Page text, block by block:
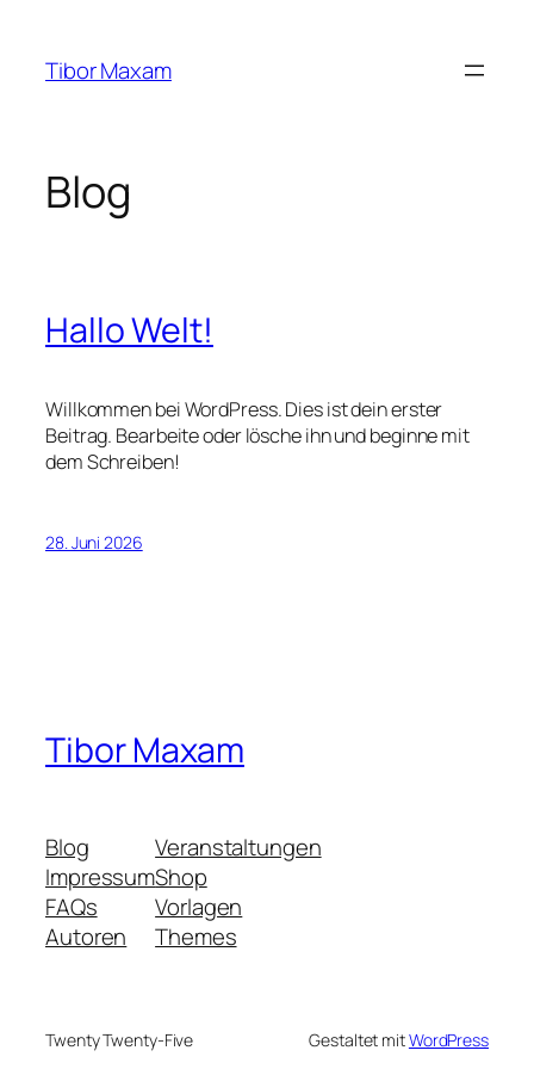
springen
Tibor Maxam
Blog
Hallo Welt!
Willkommen bei WordPress. Dies ist dein erster
Beitrag. Bearbeite oder lösche ihn und beginne mit
dem Schreiben!
28. Juni 2026
Tibor Maxam
Blog
Impressum
FAQs
Autoren
Veranstaltungen
Shop
Vorlagen
Themes
Twenty Twenty-Five Gestaltet mitWordPress